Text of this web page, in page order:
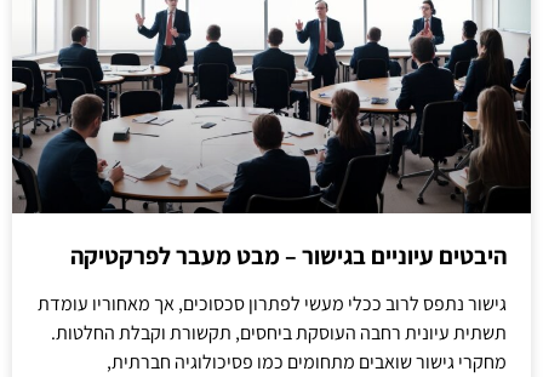
היבטים עיוניים בגישור – מבט מעבר לפרקטיקה
גישור נתפס לרוב ככלי מעשי לפתרון סכסוכים, אך מאחוריו עומדת
תשתית עיונית רחבה העוסקת ביחסים, תקשורת וקבלת החלטות.
מחקרי גישור שואבים מתחומים כמו פסיכולוגיה חברתית,